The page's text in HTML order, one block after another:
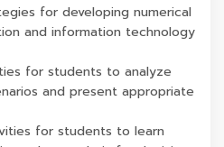
for developing numerical
and information technology
for students to analyze
and present appropriate
for students to learn